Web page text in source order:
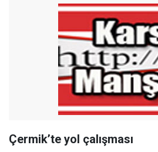
Çermik’te yol çalışması